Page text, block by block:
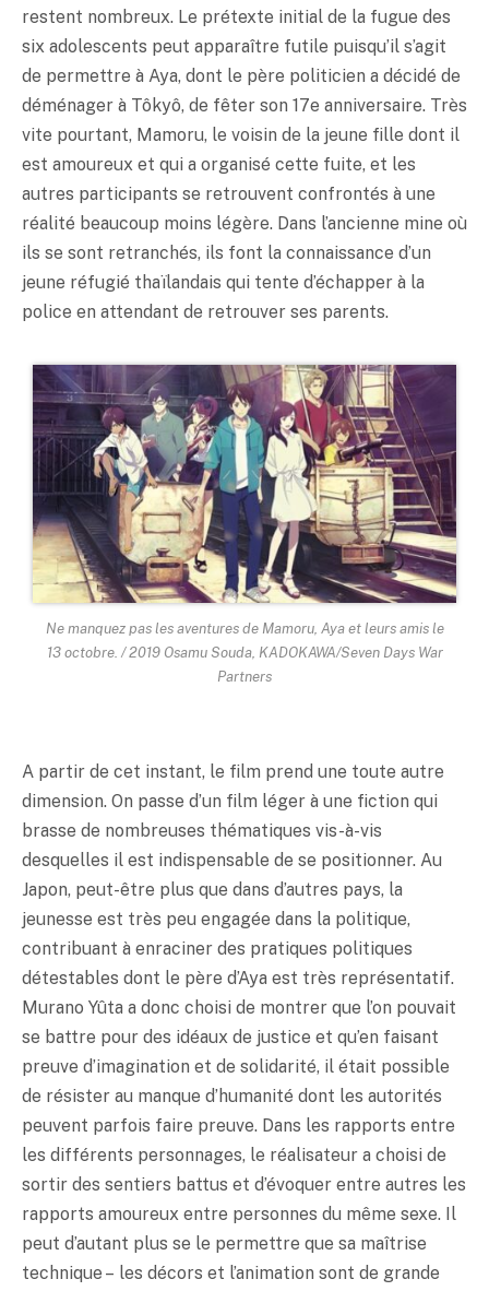
restent nombreux. Le prétexte initial de la fugue des
six adolescents peut apparaître futile puisqu’il s’agit
de permettre à Aya, dont le père politicien a décidé de
déménager à Tôkyô, de fêter son 17e anniversaire. Très
vite pourtant, Mamoru, le voisin de la jeune fille dont il
est amoureux et qui a organisé cette fuite, et les
autres participants se retrouvent confrontés à une
réalité beaucoup moins légère. Dans l’ancienne mine où
ils se sont retranchés, ils font la connaissance d’un
jeune réfugié thaïlandais qui tente d’échapper à la
police en attendant de retrouver ses parents.
Ne manquez pas les aventures de Mamoru, Aya et leurs amis le
13 octobre. / 2019 Osamu Souda, KADOKAWA/Seven Days War
Partners
A partir de cet instant, le film prend une toute autre
dimension. On passe d’un film léger à une fiction qui
brasse de nombreuses thématiques vis-à-vis
desquelles il est indispensable de se positionner. Au
Japon, peut-être plus que dans d’autres pays, la
jeunesse est très peu engagée dans la politique,
contribuant à enraciner des pratiques politiques
détestables dont le père d’Aya est très représentatif.
Murano Yûta a donc choisi de montrer que l’on pouvait
se battre pour des idéaux de justice et qu’en faisant
preuve d’imagination et de solidarité, il était possible
de résister au manque d’humanité dont les autorités
peuvent parfois faire preuve. Dans les rapports entre
les différents personnages, le réalisateur a choisi de
sortir des sentiers battus et d’évoquer entre autres les
rapports amoureux entre personnes du même sexe. Il
peut d’autant plus se le permettre que sa maîtrise
technique – les décors et l’animation sont de grande